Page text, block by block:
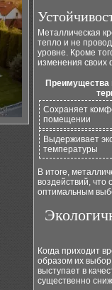
Металлическая
тепло и не
уровне. Кроме
изменения своих
Преимущества
Сохраняет
помещении
Выдерживает
температуры
В итоге,
воздействий, что
оптимальным
Когда приходит
образом их
выступает в
существенно